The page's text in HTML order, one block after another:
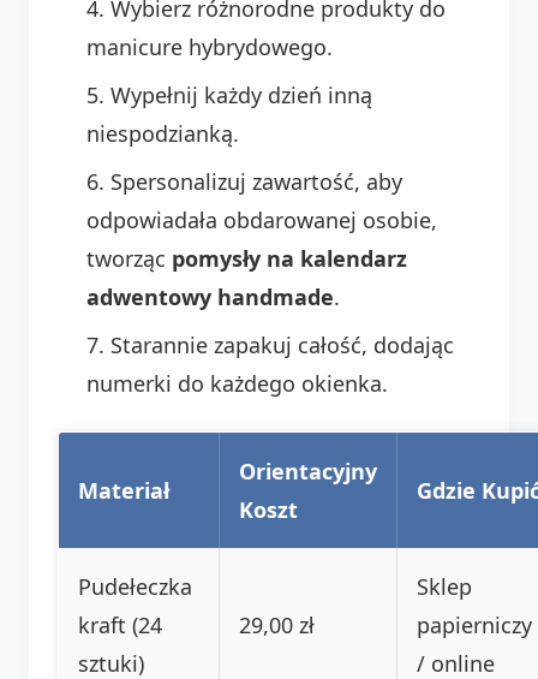
Wybierz różnorodne produkty do
manicure hybrydowego.
Wypełnij każdy dzień inną
niespodzianką.
Spersonalizuj zawartość, aby
odpowiadała obdarowanej osobie,
tworząc pomysły na kalendarz
adwentowy handmade.
Starannie zapakuj całość, dodając
numerki do każdego okienka.
Materiał
Orientacyjny
Koszt
Gdzie
Pudełeczka
kraft (24
sztuki)
29,00 zł
Sklep
papierniczy
/ online